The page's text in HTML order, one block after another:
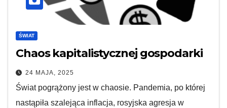
ŚWIAT
Chaos kapitalistycznej gospodarki
24 MAJA, 2025
Świat pogrążony jest w chaosie. Pandemia, po której
nastąpiła szalejąca inflacja, rosyjska agresja w